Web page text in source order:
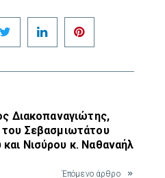
Twitter LinkedIn
Διακοπαναγιώτης,
Σεβασμιωτάτου
Νισύρου κ. Ναθαναήλ
Έπόμενο άρθρο